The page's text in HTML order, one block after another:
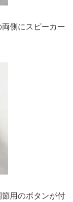
側にスピーカー
用のボタンが付